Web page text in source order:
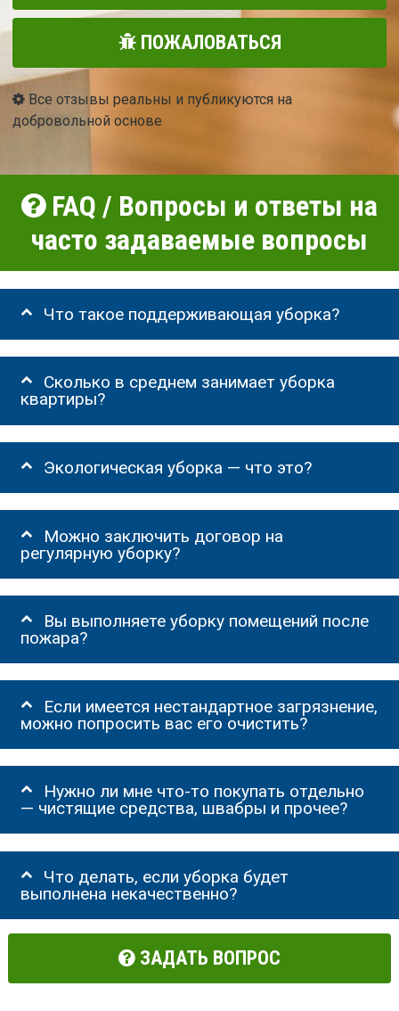
ПОЖАЛОВАТЬСЯ
Все отзывы реальны и публикуются на
добровольной основе
FAQ / Вопросы и ответы на
часто задаваемые вопросы
Что такое поддерживающая уборка?
Сколько в среднем занимает уборка
квартиры?
Экологическая уборка — что это?
Можно заключить договор на
регулярную уборку?
Вы выполняете уборку помещений после
пожара?
Если имеется нестандартное загрязнение,
можно попросить вас его очистить?
Нужно ли мне что-то покупать отдельно
— чистящие средства, швабры и прочее?
Что делать, если уборка будет
выполнена некачественно?
ЗАДАТЬ ВОПРОС